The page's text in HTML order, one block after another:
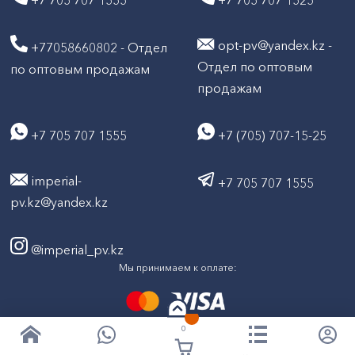
0
+77058660802 - Отдел
по оптовым продажам
opt-pv@yandex.kz -
Отдел по оптовым
продажам
+7 705 707 1555 +7 (705) 707-15-25
imperial-
pv.kz@yandex.kz
+7 705 707 1555
@imperial_pv.kz
Мы принимаем к оплате:
Все права защищены © ТД "Империал" 2020- 2026